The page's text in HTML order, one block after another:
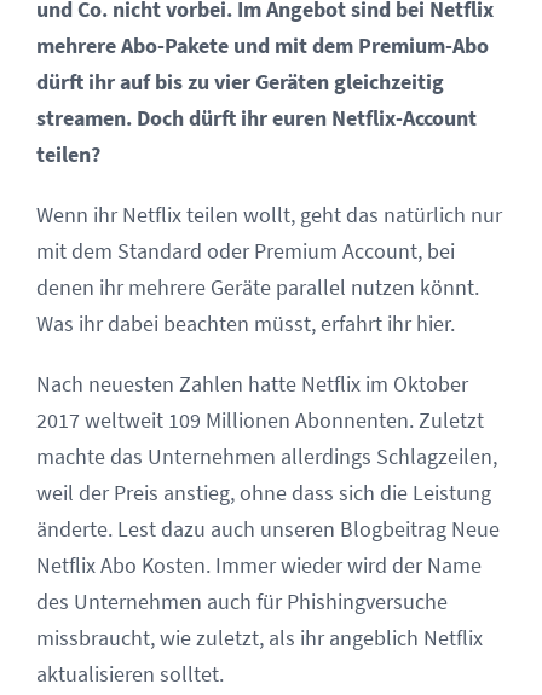
und Co. nicht vorbei. Im Angebot sind bei Netflix
mehrere Abo-Pakete und mit dem Premium-Abo
dürft ihr auf bis zu vier Geräten gleichzeitig
streamen. Doch dürft ihr euren Netflix-Account
teilen?
Wenn ihr Netflix teilen wollt, geht das natürlich nur
mit dem Standard oder Premium Account, bei
denen ihr mehrere Geräte parallel nutzen könnt.
Was ihr dabei beachten müsst, erfahrt ihr hier.
Nach neuesten Zahlen hatte Netflix im Oktober
2017 weltweit 109 Millionen Abonnenten. Zuletzt
machte das Unternehmen allerdings Schlagzeilen,
weil der Preis anstieg, ohne dass sich die Leistung
änderte. Lest dazu auch unseren Blogbeitrag Neue
Netflix Abo Kosten. Immer wieder wird der Name
des Unternehmen auch für Phishingversuche
missbraucht, wie zuletzt, als ihr angeblich Netflix
aktualisieren solltet.